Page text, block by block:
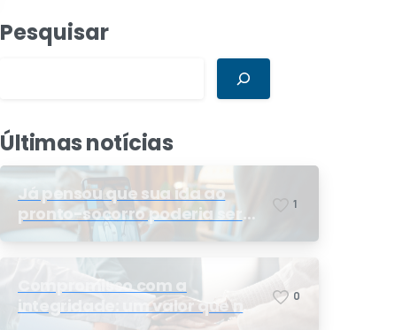
Pesquisar
Últimas notícias
Já pensou que sua ida ao
pronto-socorro poderia ser
resolvida por telemedicina?
1
Compromisso com a
integridade: um valor que nos
0